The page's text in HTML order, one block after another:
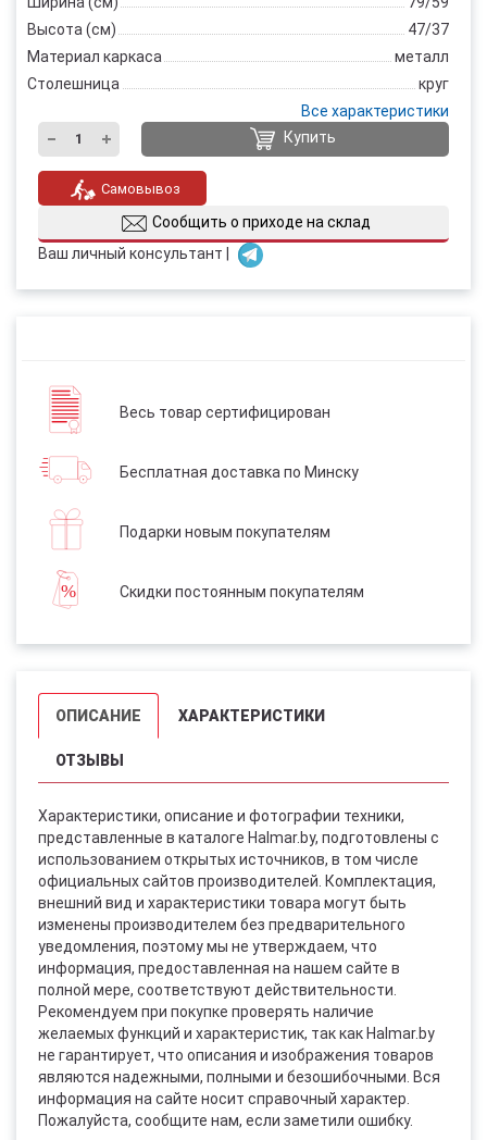
Высота (см)
47/37
Материал каркаса
металл
Столешница
круг
Все характеристики
Купить
Самовывоз
Сообщить о приходе на склад
Ваш личный консультант |
Весь товар сертифицирован
Бесплатная доставка по Минску
Подарки новым покупателям
Скидки постоянным покупателям
ОПИСАНИЕ ХАРАКТЕРИСТИКИ
ОТЗЫВЫ
Характеристики, описание и фотографии техники,
представленные в каталоге Halmar.by, подготовлены с
использованием открытых источников, в том числе
официальных сайтов производителей. Комплектация,
внешний вид и характеристики товара могут быть
изменены производителем без предварительного
уведомления, поэтому мы не утверждаем, что
информация, предоставленная на нашем сайте в
полной мере, соответствуют действительности.
Рекомендуем при покупке проверять наличие
желаемых функций и характеристик, так как Halmar.by
не гарантирует, что описания и изображения товаров
являются надежными, полными и безошибочными. Вся
информация на сайте носит справочный характер.
Пожалуйста, сообщите нам, если заметили ошибку.